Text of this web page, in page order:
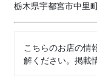
栃木県宇都宮市中里
こちらのお店の情
解ください。掲載